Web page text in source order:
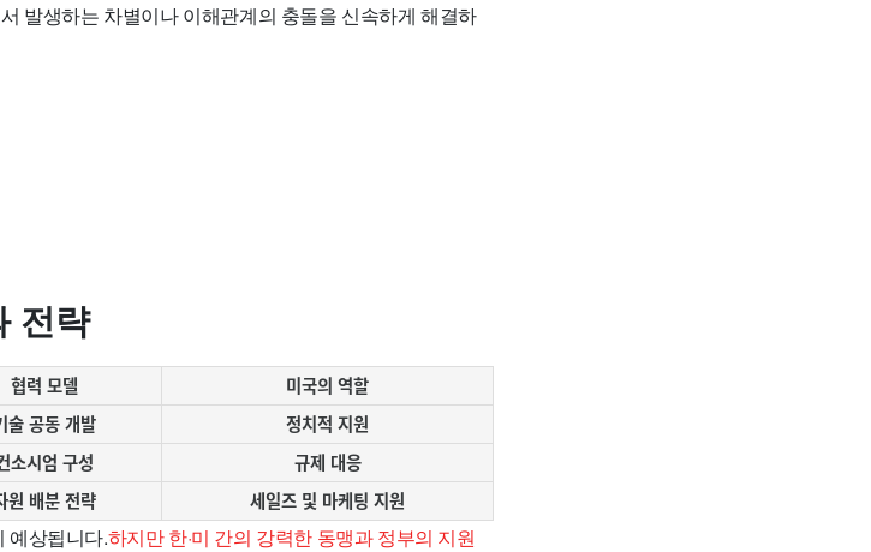
발생하는 차별이나 이해관계의 충돌을 신속하게 해결하
전략
협력 모델
미국의 역할
술 공동 개발
정치적 지원
소시엄 구성
규제 대응
원 배분 전략 세일즈 및 마케팅 지원
예상됩니다.하지만 한·미 간의 강력한 동맹과 정부의 지원